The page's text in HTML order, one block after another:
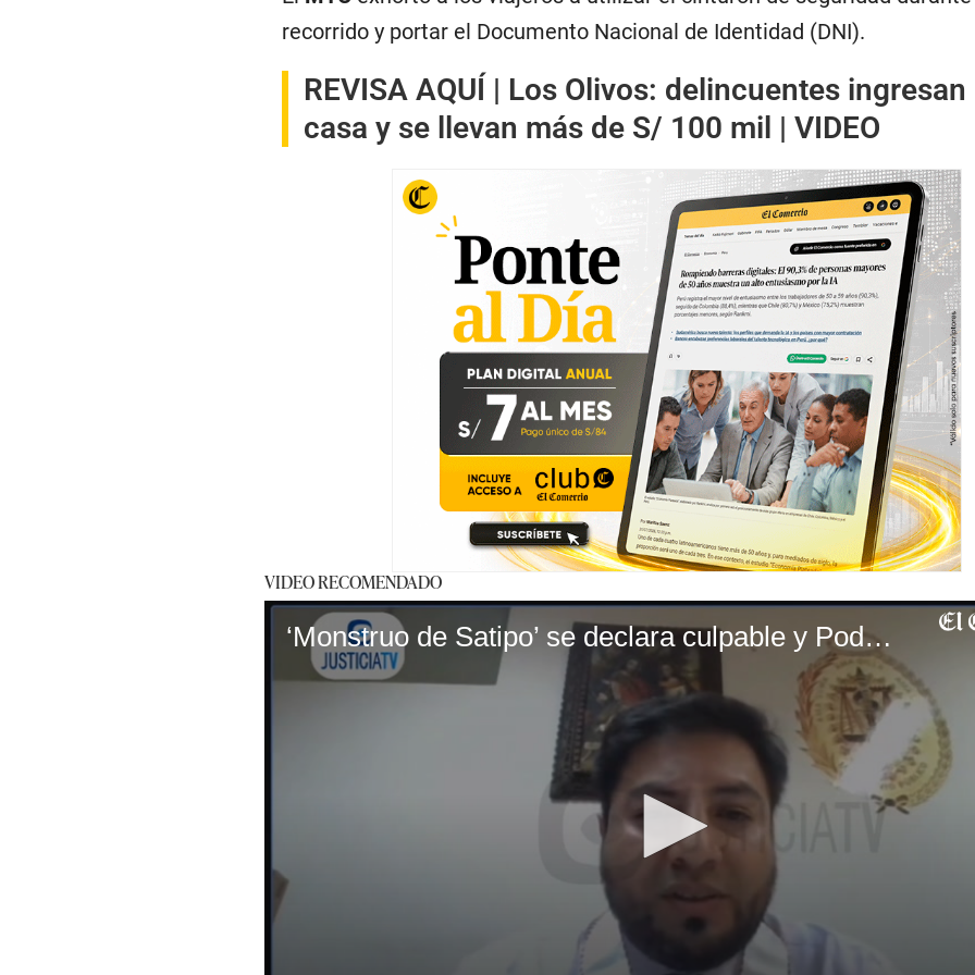
recorrido y portar el Documento Nacional de Identidad (DNI).
REVISA AQUÍ | Los Olivos: delincuentes ingresan
casa y se llevan más de S/ 100 mil | VIDEO
VIDEO RECOMENDADO
‘Monstruo de Satipo’ se declara culpable y Poder Judicial le ordena nueve meses de prisión preventiva